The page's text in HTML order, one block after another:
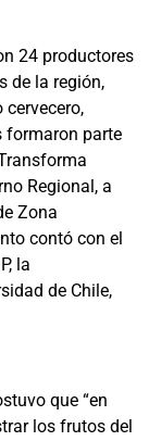
24 productores
de la región,
formaron parte
Regional, a
Zona
contó con el
la
de Chile,
que “en
los frutos del